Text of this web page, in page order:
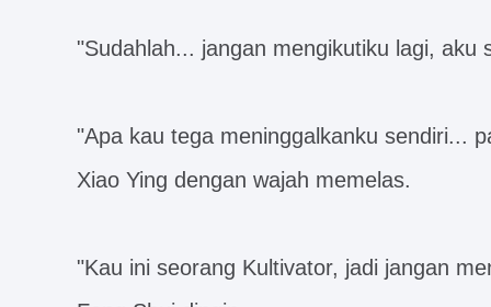
"Sudahlah... jangan mengikutiku lagi, aku
"Apa kau tega meninggalkanku sendiri...
Xiao Ying dengan wajah memelas.
"Kau ini seorang Kultivator, jadi jangan